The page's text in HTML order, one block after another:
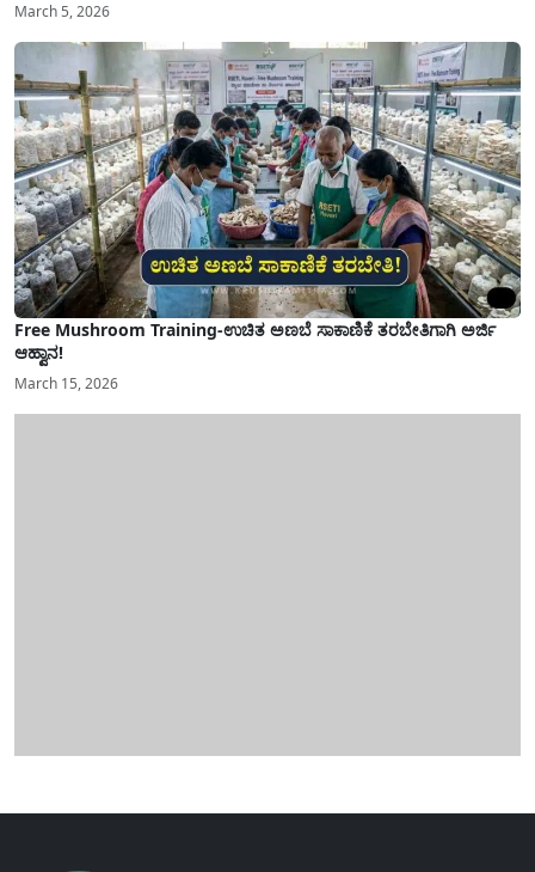
March 5, 2026
Free Mushroom Training-ಉಚಿತ ಅಣಬೆ ಸಾಕಾಣಿಕೆ ತರಬೇತಿಗಾಗಿ ಅರ್ಜಿ
ಆಹ್ವಾನ!
March 15, 2026